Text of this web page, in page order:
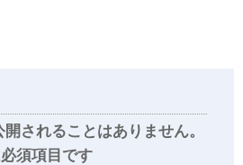
されることはありません。
須項目です